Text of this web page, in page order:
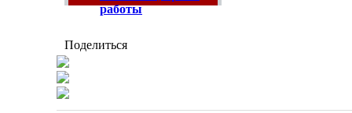
работы
Поделиться